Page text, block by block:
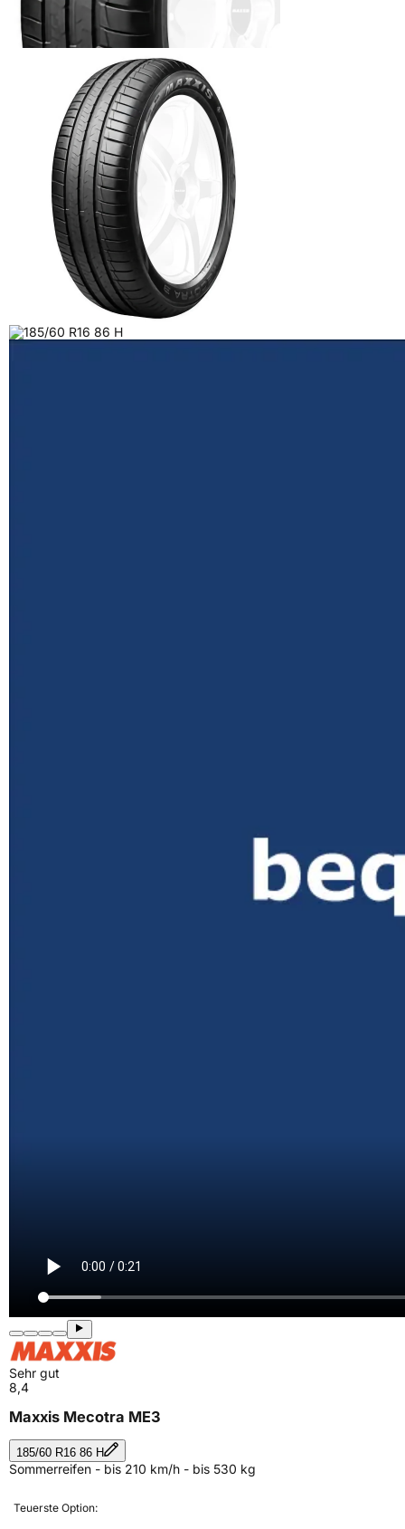
Sehr gut
8,4
Maxxis Mecotra ME3
185/60 R16 86 H
Sommerreifen - bis 210 km/h - bis 530 kg
Teuerste Option: